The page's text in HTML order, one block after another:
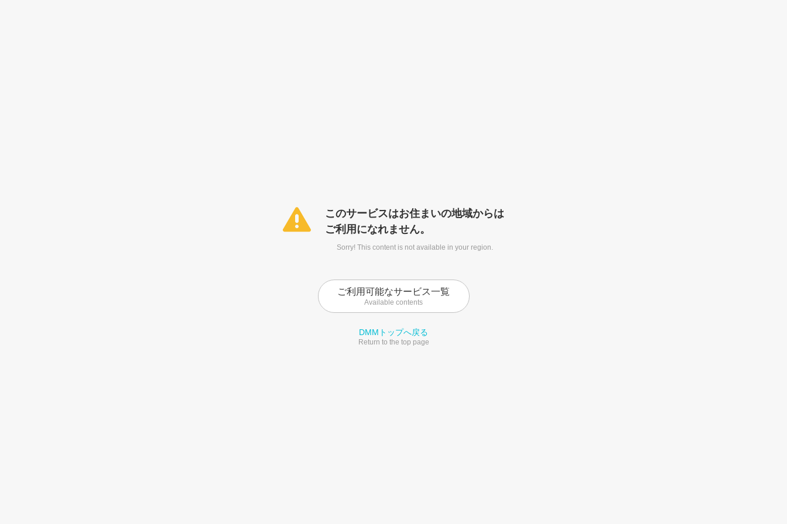
このサービスはお住まいの地域からは
ご利用になれません。
Sorry! This content is not available in your region.
ご利用可能なサービス一覧
Available contents
DMMトップへ戻る
Return to the top page